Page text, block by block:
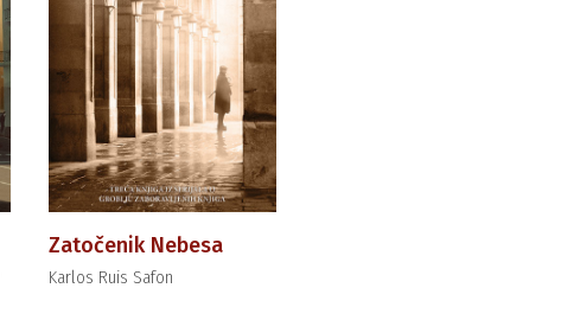
Zatočenik Nebesa
Karlos Ruis Safon